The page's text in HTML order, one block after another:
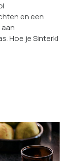
en een
Hoe je Sinterkl